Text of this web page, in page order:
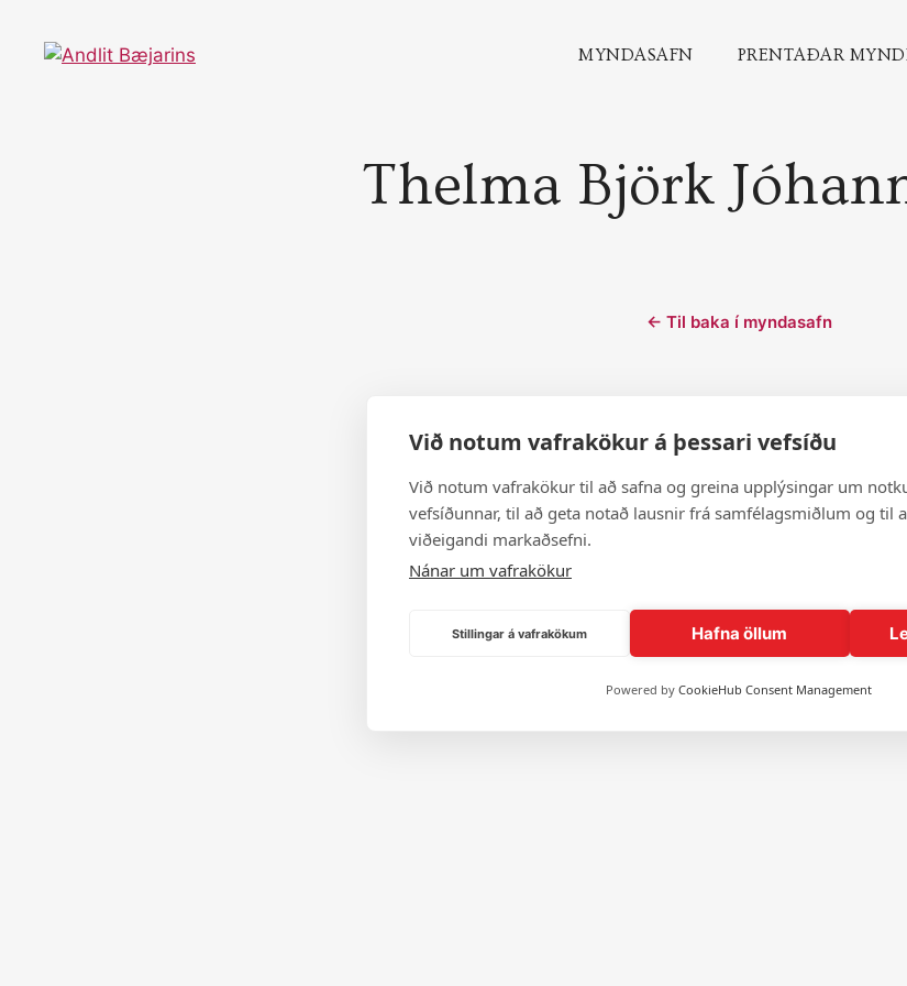
content
MYNDASAFN PRENTAÐAR
Thelma Björk
← Til baka í myndasafn
© 2026 Andlit Bæjarins - Wordpress
Við notum vafrakökur á þessari vefsíðu
Við notum vafrakökur til að safna og greina upplýsingar um
vefsíðunnar, til að geta notað lausnir frá samfélagsmiðlum og til
viðeigandi markaðsefni.
Nánar um vafrakökur
Stillingar á vafrakökum Hafna öllum
Powered by CookieHub Consent Management